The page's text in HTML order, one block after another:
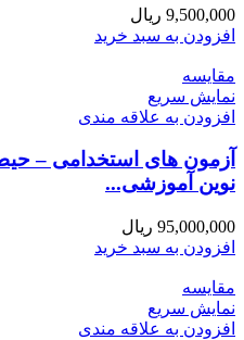
9,500,000 ریال
افزودن به سبد خرید
مقايسه
نمایش سریع
افزودن به علاقه مندی
آزمون های استخدامی –
نوین آموزشی...
95,000,000 ریال
افزودن به سبد خرید
مقايسه
نمایش سریع
افزودن به علاقه مندی